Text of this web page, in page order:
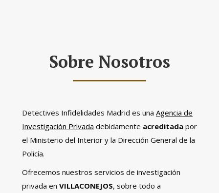
Sobre Nosotros
Detectives Infidelidades Madrid es una Agencia de
Investigación Privada debidamente acreditada por
el Ministerio del Interior y la Dirección General de la
Policía.
Ofrecemos nuestros servicios de investigación
privada en VILLACONEJOS, sobre todo a